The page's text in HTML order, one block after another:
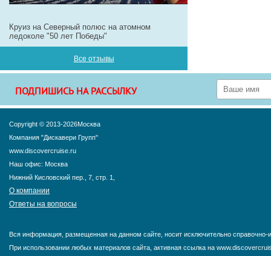
Круиз на Северный полюс на атомном
ледоколе "50 лет Победы"
Все отзывы
ПОДПИШИСЬ НА РАССЫЛКУ
Copyright © 2013-2026Москва
Компания "Дискавери Групп"
www.discovercruise.ru
Наш офис: Москва
Нижний Кисловский пер., 7, стр. 1,
О компании
Ответы на вопросы
Вся информация, размещенная на данном сайте, носит исключительно
При использовании любых материалов сайта, активная ссылка на